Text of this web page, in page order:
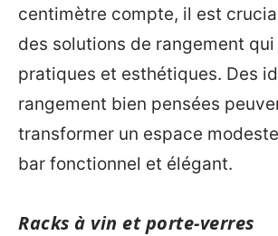
centimètre compte, il est
des solutions de rangement
pratiques et esthétiques. Des
rangement bien pensées
transformer un espace
bar fonctionnel et élégant.
Racks à vin et porte-verres